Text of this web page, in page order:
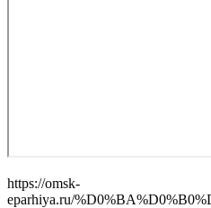
https://omsk-
eparhiya.ru/